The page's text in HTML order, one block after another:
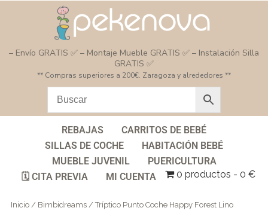
– Envío GRATIS ✅ – Montaje Mueble GRATIS ✅ – Instalación Silla
GRATIS ✅
** Compras superiores a 200€. Zaragoza y alrededores **
REBAJAS
CARRITOS DE BEBÉ
SILLAS DE COCHE
HABITACIÓN BEBÉ
MUEBLE JUVENIL
PUERICULTURA
🗓️ CITA PREVIA
MI CUENTA 0 productos 0 €
Inicio / Bimbidreams / Tríptico Punto Coche Happy Forest Lino